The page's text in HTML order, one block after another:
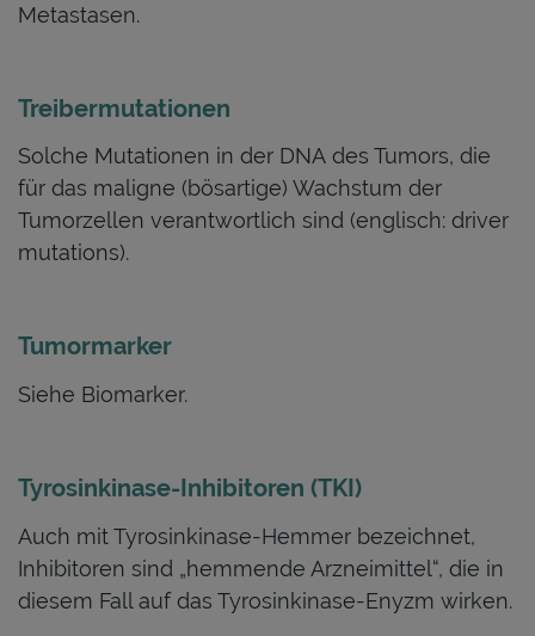
Metastasen.
Treibermutationen
Solche Mutationen in der DNA des Tumors, die
für das maligne (bösartige) Wachstum der
Tumorzellen verantwortlich sind (englisch: driver
mutations).
Tumormarker
Siehe Biomarker.
Tyrosinkinase-Inhibitoren (TKI)
Auch mit Tyrosinkinase-Hemmer bezeichnet,
Inhibitoren sind „hemmende Arzneimittel“, die in
diesem Fall auf das Tyrosinkinase-Enyzm wirken.